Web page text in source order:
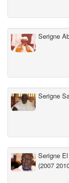
Serigne
Serigne
Serigne
(2007